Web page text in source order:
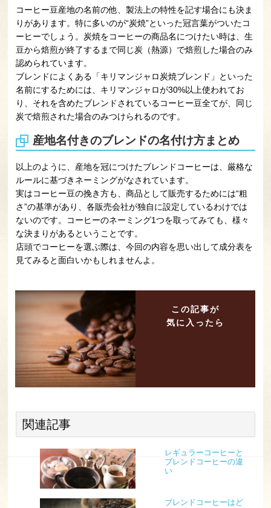
コーヒー豆産地の名前の他、製法上の特性を記す場合にも決ま
りがあります。特に多いのが“炭焼”といった冠言葉がついたコ
ーヒーでしょう。炭焼をコーヒーの商品名につけたい時は、生
豆から焙煎が終了するまで同じ炭（熱源）で焙煎した場合のみ
認められています。
ブレンドによくある「キリマンジャロ炭焼ブレンド」といった
名前にするためには、キリマンジャロが30%以上使われてお
り、それを含めたブレンドされているコーヒー豆全てが、同じ
炭で焙煎された場合のみつけられるのです。
産地名付きのブレンドの名付け方まとめ
以上のように、産地を冠につけたブレンドコーヒーは、厳格な
ルールに基づきネーミングがなされています。
実はコーヒー豆の挽き方も、商品として販売するためには“粗
さ”の基準があり、各販売会社が独自に設定しているわけでは
ないのです。コーヒーのネーミング1つを取ってみても、様々
な決まりがあるということです。
店頭でコーヒーを選ぶ際は、今回の内容を思い出して成分表を
見てみると面白いかもしれませんよ。
この記事が
気に入ったら
関連記事
レギュラーコーヒーと
ブレンドコーヒーの違
い
ブレンドコーヒーはど